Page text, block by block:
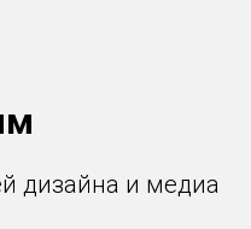
дизайна и медиа